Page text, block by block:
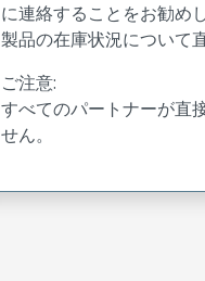
に連絡することをお勧め
製品の在庫状況について
ご注意:
すべてのパートナーが直
せん。